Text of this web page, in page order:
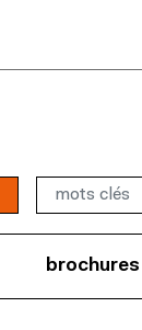
brochures